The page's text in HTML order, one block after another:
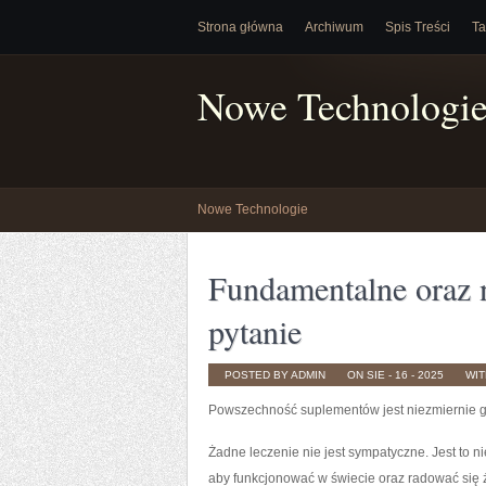
Strona główna Archiwum Spis Treści
Nowe
Nowe Technologie
Fundamentalne
pytanie
POSTED BY ADMIN ON SIE - 16 - 2025
Powszechność suplementów jest niezmiernie
Żadne leczenie nie jest sympatyczne. Jest to
aby funkcjonować w świecie oraz radować